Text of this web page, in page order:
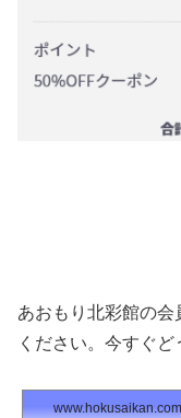
あおもり北彩館の
ください。今すぐど
www.hokusaikan.com